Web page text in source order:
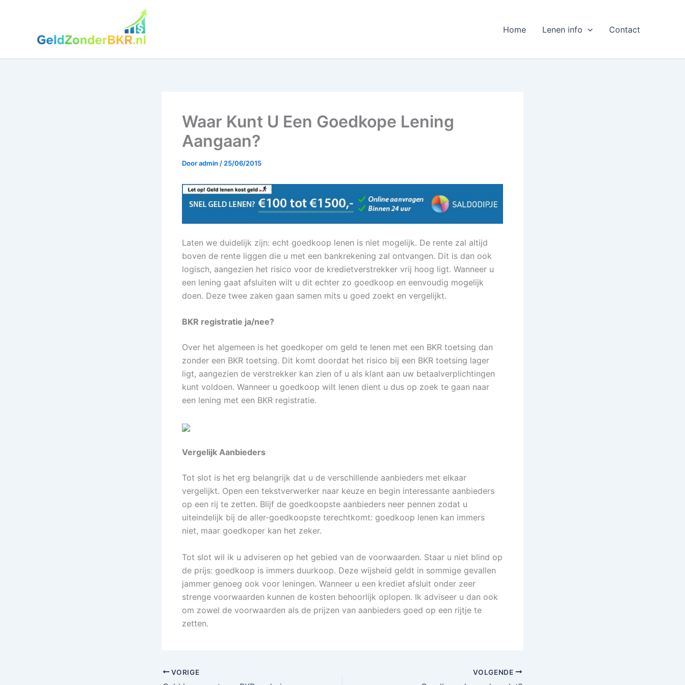
Home Lenen info Contact
Waar Kunt U Een Goedkope Lening
Aangaan?
Dooradmin / 25/06/2015
Laten we duidelijk zijn: echt goedkoop lenen is niet mogelijk. De rente zal altijd
boven de rente liggen die u met een bankrekening zal ontvangen. Dit is dan ook
logisch, aangezien het risico voor de kredietverstrekker vrij hoog ligt. Wanneer u
een lening gaat afsluiten wilt u dit echter zo goedkoop en eenvoudig mogelijk
doen. Deze twee zaken gaan samen mits u goed zoekt en vergelijkt.
BKR registratie ja/nee?
Over het algemeen is het goedkoper om geld te lenen met een BKR toetsing dan
zonder een BKR toetsing. Dit komt doordat het risico bij een BKR toetsing lager
ligt, aangezien de verstrekker kan zien of u als klant aan uw betaalverplichtingen
kunt voldoen. Wanneer u goedkoop wilt lenen dient u dus op zoek te gaan naar
een lening met een BKR registratie.
Vergelijk Aanbieders
Tot slot is het erg belangrijk dat u de verschillende aanbieders met elkaar
vergelijkt. Open een tekstverwerker naar keuze en begin interessante aanbieders
op een rij te zetten. Blijf de goedkoopste aanbieders neer pennen zodat u
uiteindelijk bij de aller-goedkoopste terechtkomt: goedkoop lenen kan immers
niet, maar goedkoper kan het zeker.
Tot slot wil ik u adviseren op het gebied van de voorwaarden. Staar u niet blind op
de prijs: goedkoop is immers duurkoop. Deze wijsheid geldt in sommige gevallen
jammer genoeg ook voor leningen. Wanneer u een krediet afsluit onder zeer
strenge voorwaarden kunnen de kosten behoorlijk oplopen. Ik adviseer u dan ook
om zowel de voorwaarden als de prijzen van aanbieders goed op een rijtje te
zetten.
VORIGE VOLGENDE